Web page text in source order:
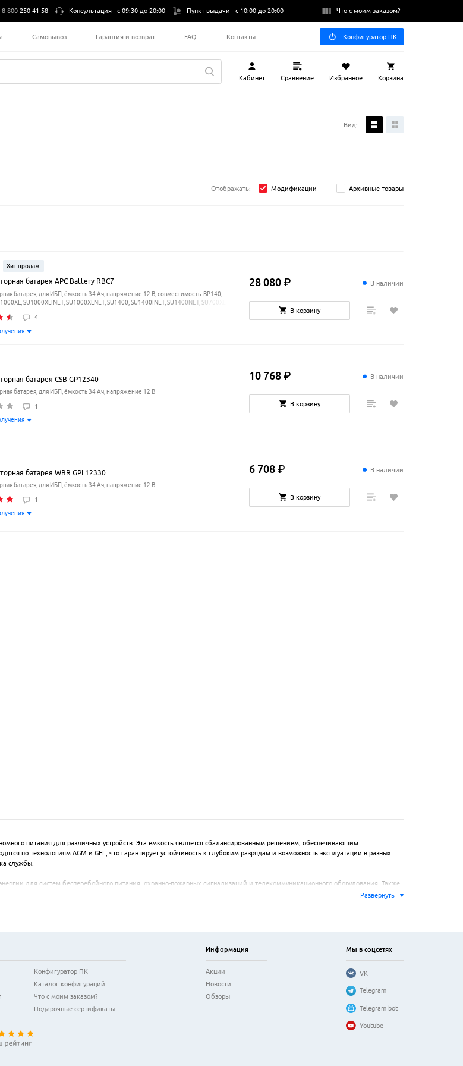
8 800 250-41-58 Консультация -с 09:30 до 20:00 Пункт выдачи -с 10:00 до 20:00 Что с моим заказом?
Самовывоз Гарантия и возврат FAQ Контакты Конфигуратор ПК
Кабинет Сравнение Избранное Корзина
Вид:
Отображать: Модификации Архивные товары
Хит продаж
батарея APC Battery RBC7
батарея, для ИБП, ёмкость 34 Ач, напряжение 12 В, совместимость: BP140,
SU1000XLINET, SU1000XLNET, SU1400, SU1400INET, SU1400NET, SU700XL,
SUA750XL, SUA750XLI, SUVS1400, SUVS1400I
4
В наличии
28 080 ₽
В корзину
батарея CSB GP12340
батарея, для ИБП, ёмкость 34 Ач, напряжение 12 В
1
В наличии
10 768 ₽
В корзину
батарея WBR GPL12330
батарея, для ИБП, ёмкость 34 Ач, напряжение 12 В
1
В наличии
6 708 ₽
В корзину
питания для различных устройств. Эта емкость является сбалансированным решением, обеспечивающим
по технологиям AGM и GEL, что гарантирует устойчивость к глубоким разрядам и возможность эксплуатации в разных
службы.
для систем бесперебойного питания, охранно-пожарных сигнализаций и телекоммуникационного оборудования. Также
освещением и другой портативной техникой. Многие модели оснащены клеммами стандартного типа, что упрощает
Развернуть
Конфигуратор ПК
Каталог конфигураций
Что с моим заказом?
Подарочные сертификаты
Информация
Акции
Новости
Обзоры
Мы в соцсетях
VK
Telegram
Telegram bot
Youtube